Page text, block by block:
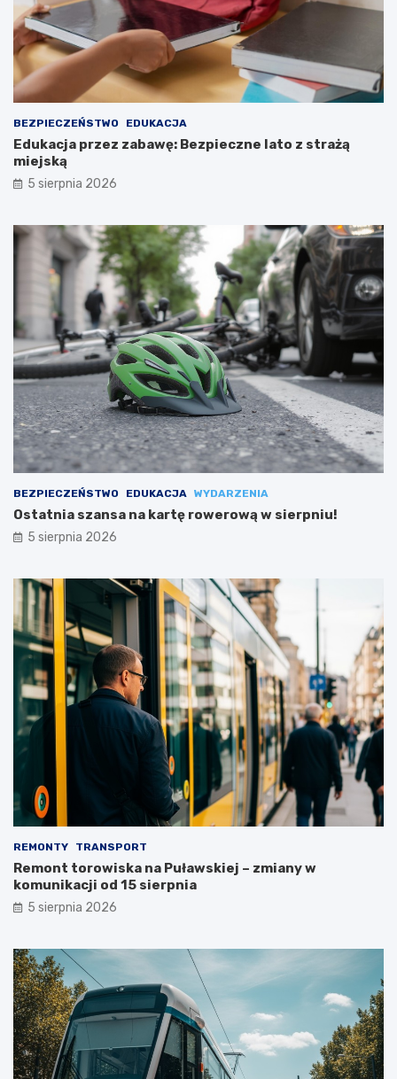
BEZPIECZEŃSTWO EDUKACJA
Edukacja przez zabawę: Bezpieczne lato z strażą
miejską
5 sierpnia 2026
BEZPIECZEŃSTWO EDUKACJA WYDARZENIA
Ostatnia szansa na kartę rowerową w sierpniu!
5 sierpnia 2026
REMONTY TRANSPORT
Remont torowiska na Puławskiej – zmiany w
komunikacji od 15 sierpnia
5 sierpnia 2026